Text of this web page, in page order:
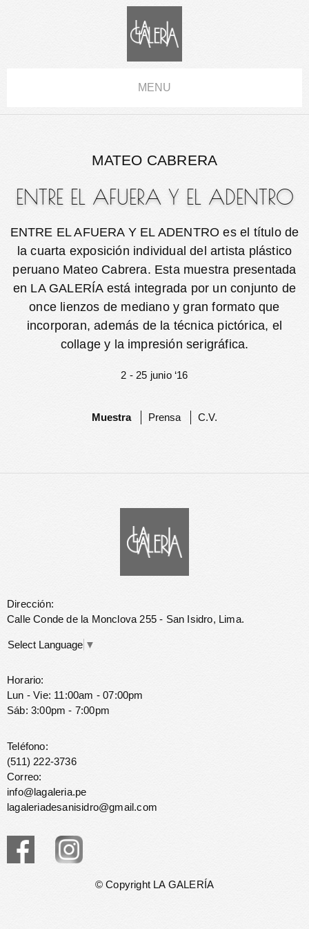
MENU
MATEO CABRERA
ENTRE EL AFUERA Y EL ADENTRO
ENTRE EL AFUERA Y EL ADENTRO es el título de
la cuarta exposición individual del artista plástico
peruano Mateo Cabrera. Esta muestra presentada
en LA GALERÍA está integrada por un conjunto de
once lienzos de mediano y gran formato que
incorporan, además de la técnica pictórica, el
collage y la impresión serigráfica.
2 - 25 junio ‘16
Muestra Prensa C.V.
Dirección:
Calle Conde de la Monclova 255 - San Isidro, Lima.
Select Language ▼
Horario:
Lun - Vie: 11:00am - 07:00pm
Sáb: 3:00pm - 7:00pm
Teléfono:
(511) 222-3736
Correo:
info@lagaleria.pe
lagaleriadesanisidro@gmail.com
© Copyright LA GALERÍA